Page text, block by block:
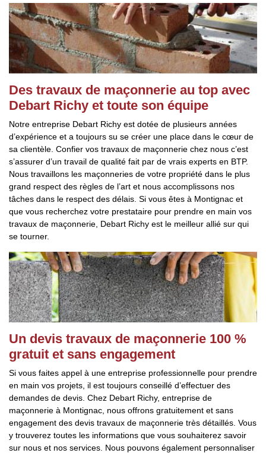
Des travaux de maçonnerie au top avec
Debart Richy et toute son équipe
Notre entreprise Debart Richy est dotée de plusieurs années
d’expérience et a toujours su se créer une place dans le cœur de
sa clientèle. Confier vos travaux de maçonnerie chez nous c’est
s’assurer d’un travail de qualité fait par de vrais experts en BTP.
Nous travaillons les maçonneries de votre propriété dans le plus
grand respect des règles de l’art et nous accomplissons nos
tâches dans le respect des délais. Si vous êtes à Montignac et
que vous recherchez votre prestataire pour prendre en main vos
travaux de maçonnerie, Debart Richy est le meilleur allié sur qui
se tourner.
Un devis travaux de maçonnerie 100 %
gratuit et sans engagement
Si vous faites appel à une entreprise professionnelle pour prendre
en main vos projets, il est toujours conseillé d’effectuer des
demandes de devis. Chez Debart Richy, entreprise de
maçonnerie à Montignac, nous offrons gratuitement et sans
engagement des devis travaux de maçonnerie très détaillés. Vous
y trouverez toutes les informations que vous souhaiterez savoir
sur nous et nos services. Nous pouvons également personnaliser